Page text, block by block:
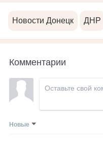
Новости Донецк ДНР
Комментарии
Новые